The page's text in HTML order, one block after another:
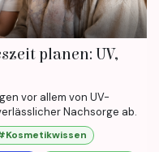
planen: UV,
vor allem von UV-
Nachsorge ab.